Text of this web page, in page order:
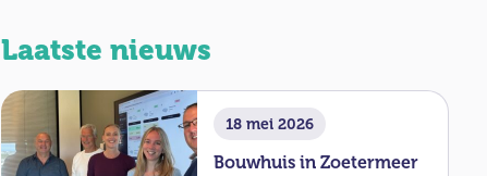
Laatste nieuws
18 mei 2026
Bouwhuis in Zoetermeer